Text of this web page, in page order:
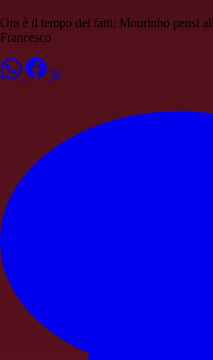
Ora è il tempo dei fatti: Mourinho pensi
Francesco